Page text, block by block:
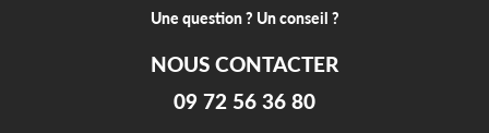
Une question ? Un conseil ?
NOUS CONTACTER
09 72 56 36 80